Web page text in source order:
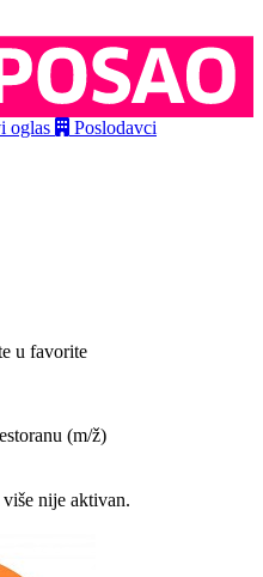
oglas Poslodavci
u favorite
(m/ž)
nije aktivan.